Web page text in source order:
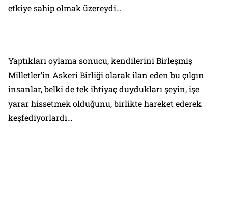
etkiye sahip olmak üzereydi…
Yaptıkları oylama sonucu, kendilerini Birleşmiş
Milletler’in Askeri Birliği olarak ilan eden bu çılgın
insanlar, belki de tek ihtiyaç duydukları şeyin, işe
yarar hissetmek olduğunu, birlikte hareket ederek
keşfediyorlardı…